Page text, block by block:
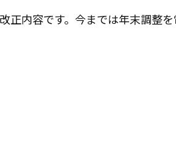
正内容です。今までは年末調整